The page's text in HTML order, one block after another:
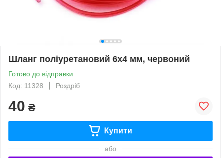
Шланг поліуретановий 6х4 мм, червоний
Готово до відправки
Код: 11328
Роздріб
40 ₴
Купити
або